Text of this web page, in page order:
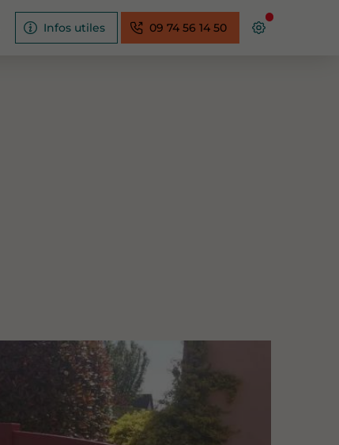
Infos utiles 09 74 56 14 50